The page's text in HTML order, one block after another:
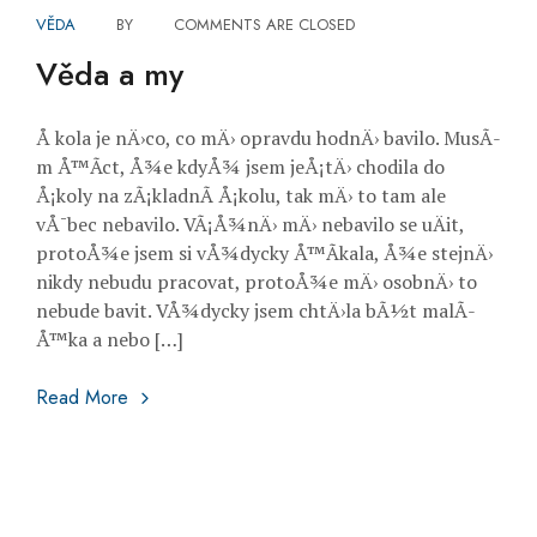
VĚDA BY COMMENTS ARE CLOSED
Věda a my
Å kola je nÄ›co, co mÄ› opravdu hodnÄ› bavilo. MusÃ­
m Å™Ã­ct, Å¾e kdyÅ¾ jsem jeÅ¡tÄ› chodila do
Å¡koly na zÃ¡kladnÃ­ Å¡kolu, tak mÄ› to tam ale
vÅ¯bec nebavilo. VÃ¡Å¾nÄ› mÄ› nebavilo se uÄit,
protoÅ¾e jsem si vÅ¾dycky Å™Ã­kala, Å¾e stejnÄ›
nikdy nebudu pracovat, protoÅ¾e mÄ› osobnÄ› to
nebude bavit. VÅ¾dycky jsem chtÄ›la bÃ½t malÃ­
Å™ka a nebo […]
Věda a my
Read More